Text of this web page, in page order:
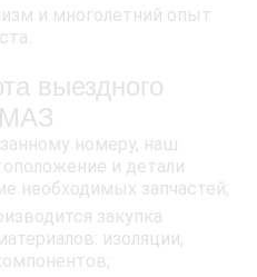
и многолетний опыт
выездного
МАЗ
номеру, наш
и детали
необходимых запчастей;
закупка
изоляции,